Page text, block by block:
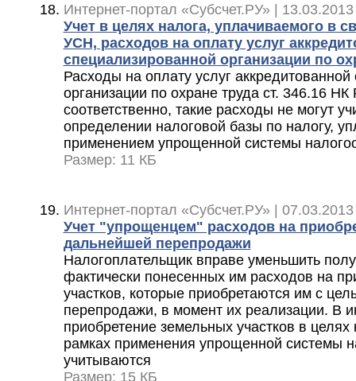
Интернет-портал «Субсчет.РУ» |
Учет в целях налога, уплачиваемого в
УСН, расходов на оплату услуг
специализированной организации по
Расходы на оплату услуг
организации по охране труда ст. 346.16
соответственно, такие расходы не могут
определении налоговой базы по налогу,
применением упрощенной системы
Размер: 11 КБ
Интернет-портал «Субсчет.РУ» |
Учет "упрощенцем" расходов на
дальнейшей перепродажи
Налогоплательщик вправе уменьшить
фактически понесенных им расходов на
участков, которые приобретаются им с
перепродажи, в момент их реализации. В
приобретение земельных участков в
рамках применения упрощенной системы
учитываются
Размер: 15 КБ